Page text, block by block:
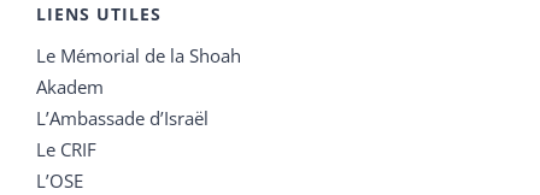
LIENS UTILES
Le Mémorial de la Shoah
Akadem
L’Ambassade d’Israël
Le CRIF
L’OSE